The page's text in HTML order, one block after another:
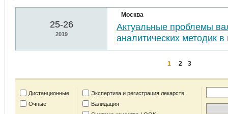
25-26
2019
Москва
Актуальные проблемы
аналитических методик в
1 2 3
Дистанционные
Очные
Экспертиза и регистрация лекарств
Валидация